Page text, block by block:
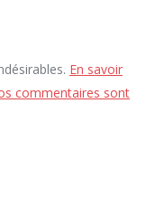
En savoir
commentaires sont